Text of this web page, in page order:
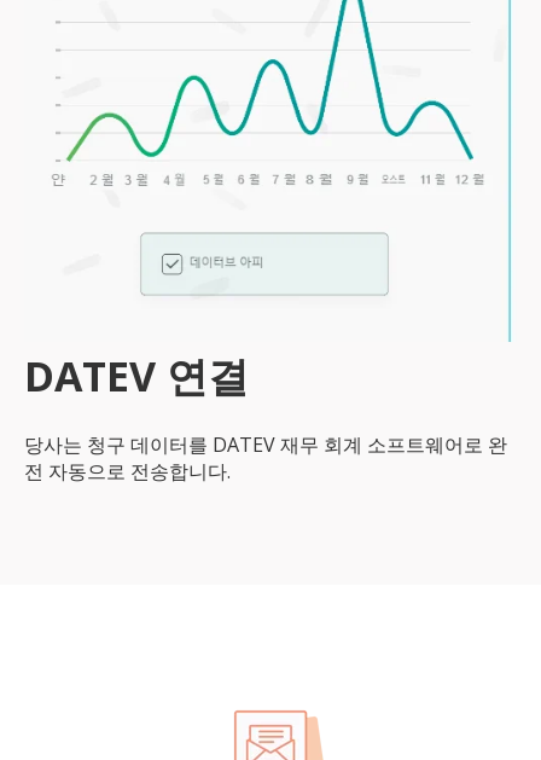
DATEV 연결
당사는 청구 데이터를 DATEV 재무 회계 소프트웨어로 완
전 자동으로 전송합니다.